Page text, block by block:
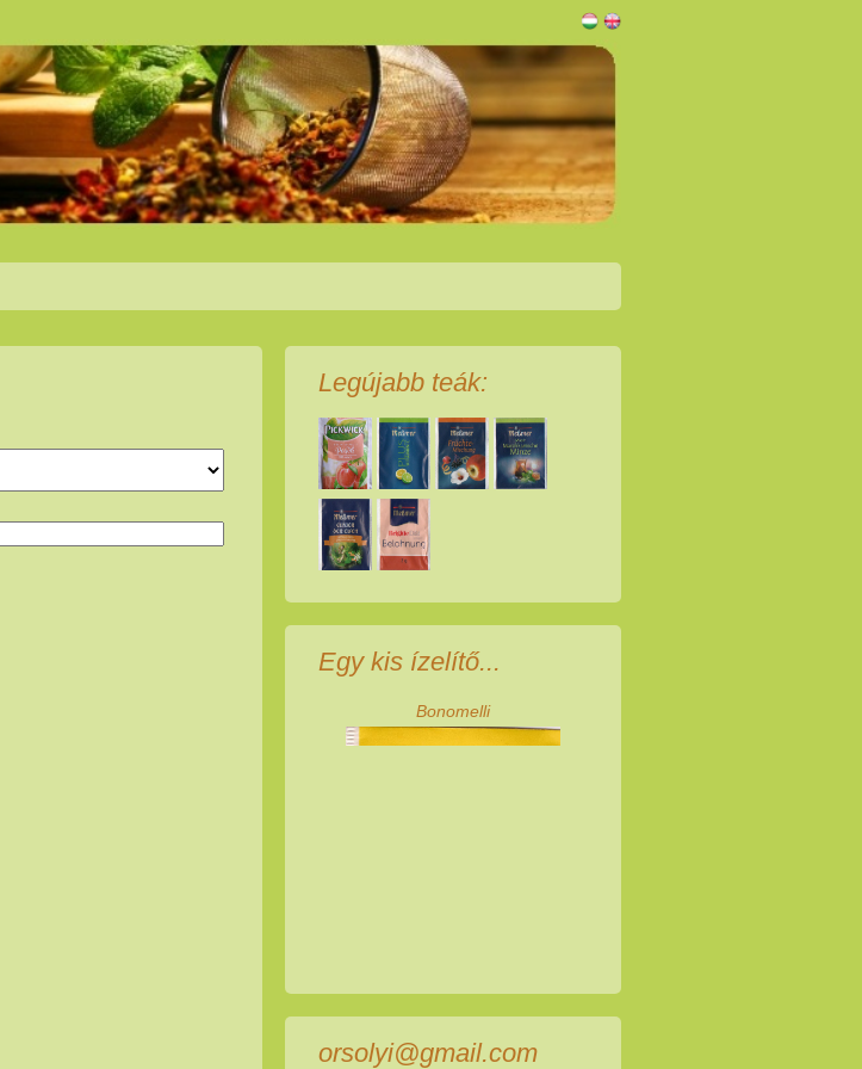
Legújabb teák:
Egy kis ízelítő...
Bonomelli
orsolyi@gmail.com